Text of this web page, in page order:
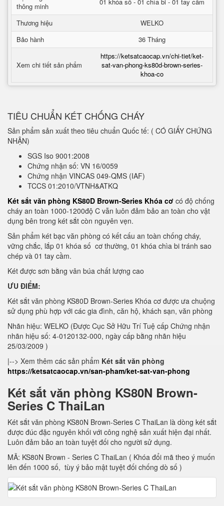
thông minh
Thương hiệu
WELKO
Bảo hành
36 Tháng
Xem chi tiết sản phẩm
https://ketsatcaocap.vn/chi-tiet/ket-
sat-van-phong-ks80d-brown-series-
khoa-co
TIÊU CHUẨN KÉT CHỐNG CHÁY
Sản phẩm sản xuất theo tiêu chuẩn Quốc tế: ( CÓ GIẤY CHỨNG
NHẬN)
SGS Iso 9001:2008
Chứng nhận số: VN 16/0059
Chứng nhận VINCAS 049-QMS (IAF)
TCCS 01:2010/VTNH&ATKQ
Két sắt văn phòng KS80D Brown-Series Khóa cơ có độ chống
cháy an toàn 1000-1200độ C vẫn luôn đảm bảo an toàn cho vật
dụng bên trong két sắt còn nguyên vẹn.
Sản phẩm két bạc văn phòng có kết cấu an toàn chống cháy,
vững chắc, lắp 01 khóa số cơ thường, 01 khóa chìa bi tránh sao
chép và 01 tay cầm.
Két được sơn bằng vân búa chất lượng cao
ƯU ĐIỂM:
Két sắt văn phòng KS80D Brown-Series Khóa cơ được ưa chuộng
sử dụng phù hợp với các gia đình, căn hộ, khách sạn, văn phòng
Nhãn hiệu: WELKO (Được Cục Sở Hữu Trí Tuệ cấp Chứng nhận
nhãn hiệu số: 4-0120132-000, ngày cấp bằng nhãn hiệu
25/03/2009 )
|--> Xem thêm các sản phẩm Két sắt văn phòng
https://ketsatcaocap.vn/san-pham/ket-sat-van-phong
Két sắt văn phòng KS80N Brown-
Series C ThaiLan
Két sắt văn phòng KS80N Brown-Series C ThaiLan là dòng két sắt
được đúc đặc nguyên khối với công nghệ sản xuất hiện đại nhất.
Luôn đảm bảo an toàn tuyệt đối cho người sử dụng.
MÃ: KS80N Brown - Series C ThaiLan ( Khóa đổi mã theo ý muốn
lên đến 1000 số, tùy ý bảo mật tuyệt đối chống dò số )